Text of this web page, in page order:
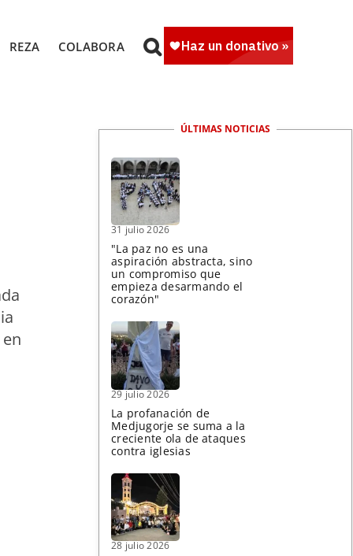
REZA COLABORA
ÚLTIMAS NOTICIAS
31 julio 2026
"La paz no es una
aspiración abstracta, sino
un compromiso que
empieza desarmando el
corazón"
29 julio 2026
La profanación de
Medjugorje se suma a la
creciente ola de ataques
contra iglesias
28 julio 2026